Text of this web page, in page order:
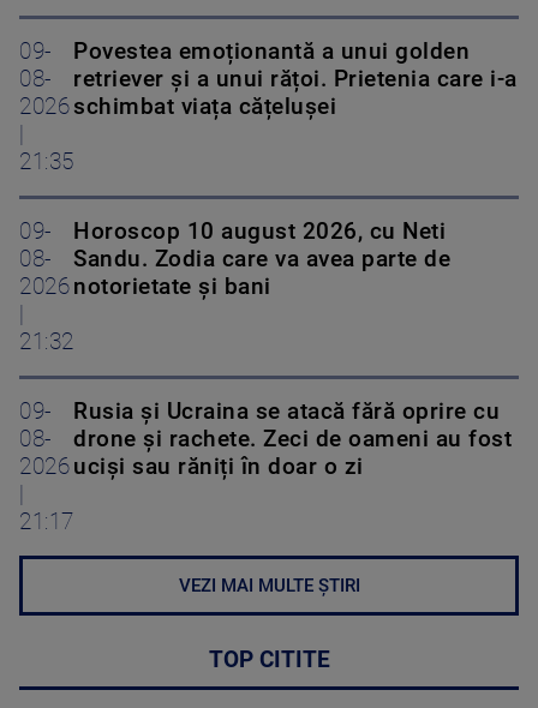
09-
08-
2026
21:35
Povestea emoționantă a unui golden
retriever și a unui rățoi. Prietenia care i-a
schimbat viața cățelușei
09-
08-
2026
21:32
Horoscop 10 august 2026, cu Neti
Sandu. Zodia care va avea parte de
notorietate și bani
09-
08-
2026
21:17
Rusia și Ucraina se atacă fără oprire cu
drone și rachete. Zeci de oameni au fost
uciși sau răniți în doar o zi
VEZI MAI MULTE ȘTIRI
TOP CITITE